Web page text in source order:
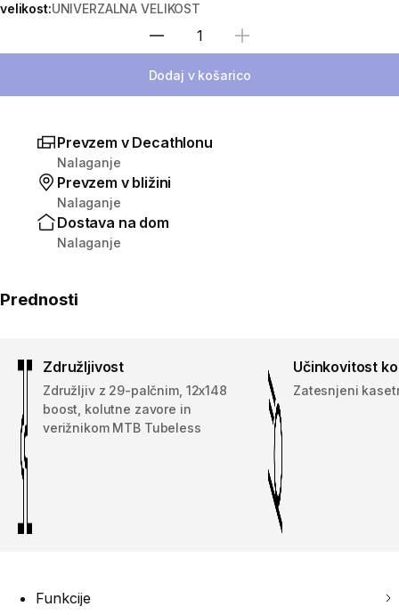
velikost:UNIVERZALNA VELIKOST
Izberite količino
Dodaj v košarico
Prevzem v Decathlonu
Nalaganje
Prevzem v bližini
Nalaganje
Dostava na dom
Nalaganje
Prednosti
Združljivost
Združljiv z 29-palčnim, 12x148
boost, kolutne zavore in
verižnikom MTB Tubeless
Učinkovitost
Zatesnjeni
Funkcije